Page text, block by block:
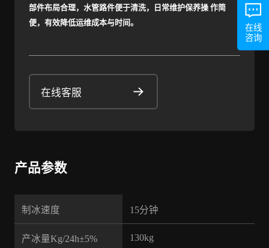
部件布局合理，水管路件便于清洗，日常维护保养操 作简
便，有效降低运维成本与时间。
在线客服
产品参数
制冰速度 15分钟
产冰量Kg/24h±5% 130kg
在线
咨询